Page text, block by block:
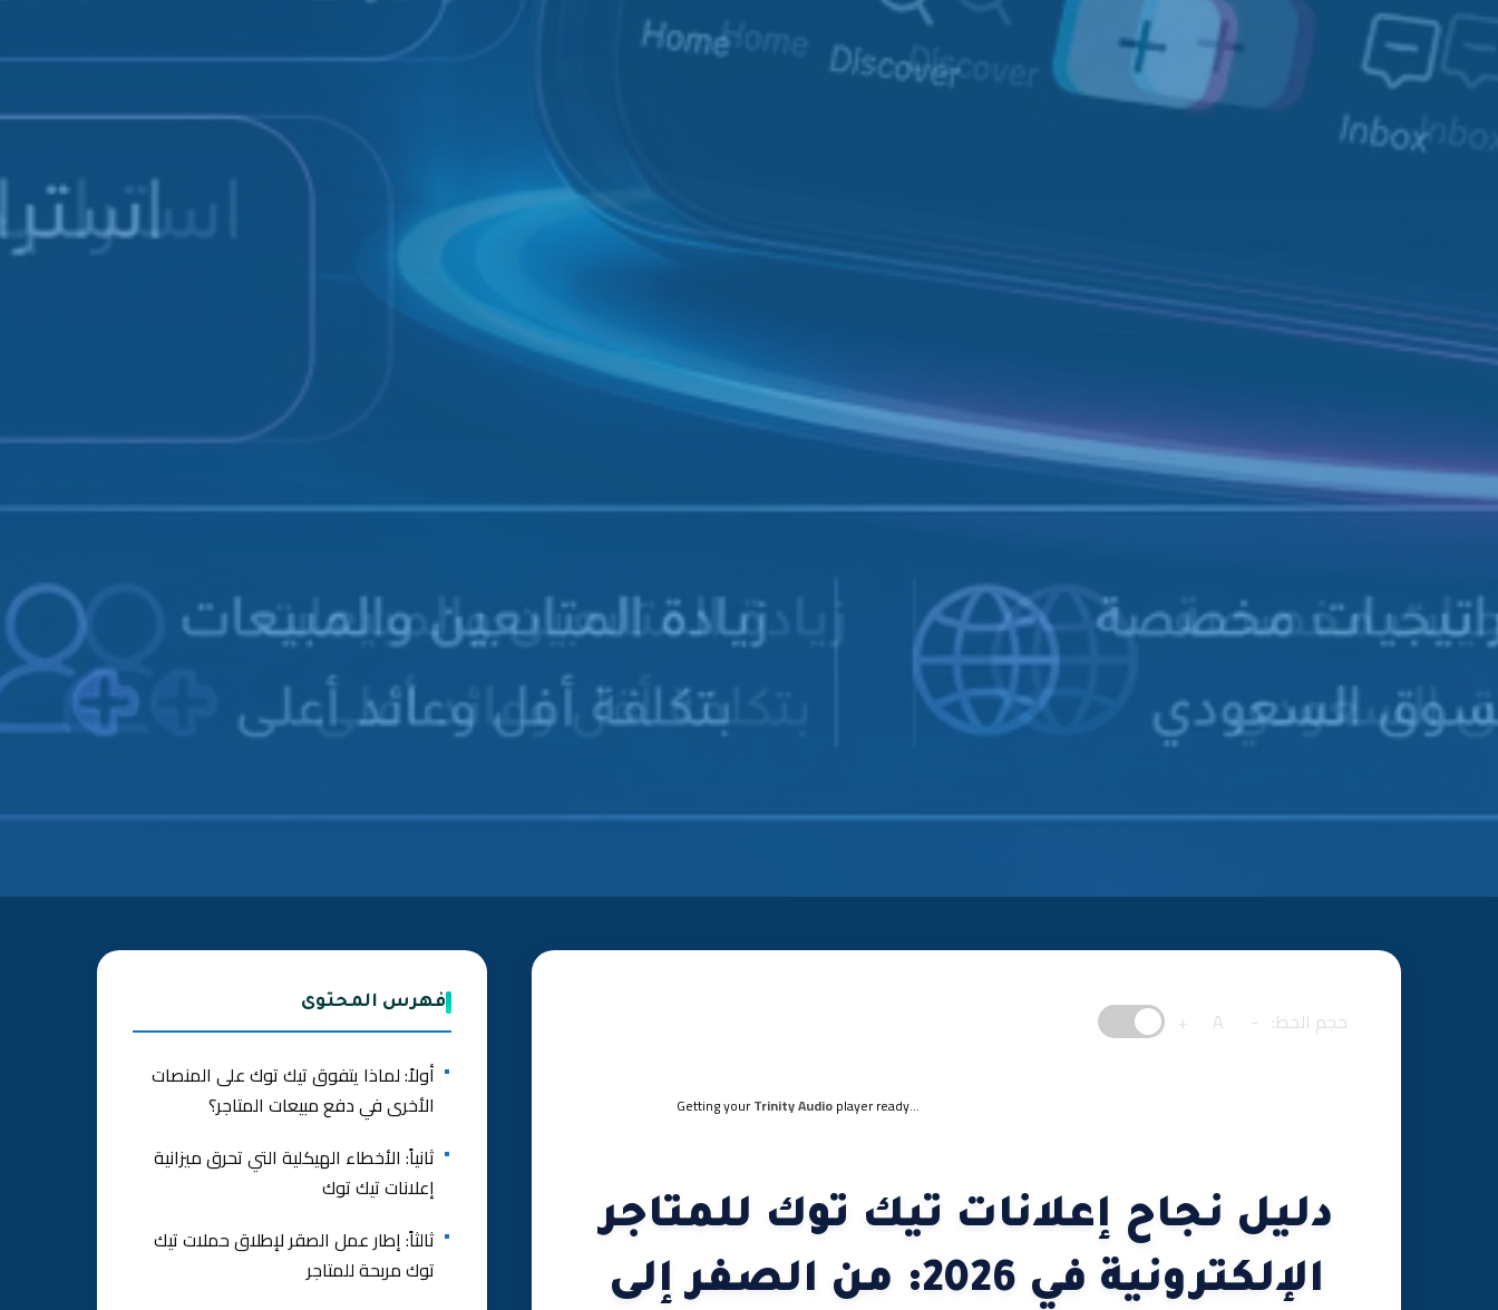
حجم الخط: -
A
+
Getting yourTrinity Audioplayer ready...
دليل نجاح إعلانات تيك توك للمتاجر
الإلكترونية في 2026: من الصفر إلى
فهرس المحتوى
أولاً: لماذا يتفوق تيك توك على المنصات
الأخرى في دفع مبيعات المتاجر؟
ثانياً: الأخطاء الهيكلية التي تحرق ميزانية
إعلانات تيك توك
ثالثاً: إطار عمل الصقر لإطلاق حملات تيك
توك مربحة للمتاجر